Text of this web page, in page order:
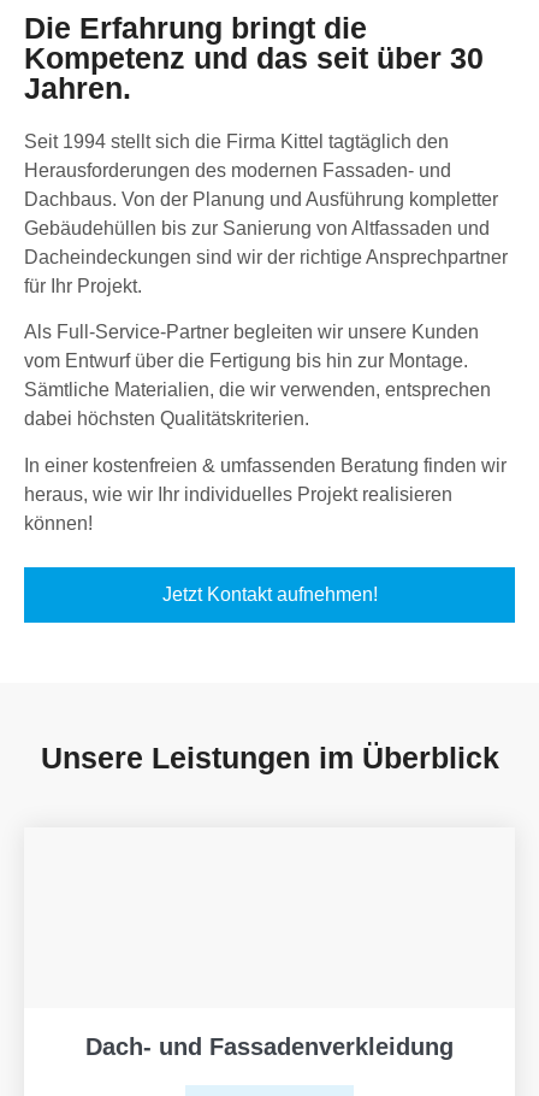
Die Erfahrung bringt die
Kompetenz und das seit über 30
Jahren.
Seit 1994 stellt sich die Firma Kittel tagtäglich den
Herausforderungen des modernen Fassaden- und
Dachbaus. Von der Planung und Ausführung kompletter
Gebäudehüllen bis zur Sanierung von Altfassaden und
Dacheindeckungen sind wir der richtige Ansprechpartner
für Ihr Projekt.
Als Full-Service-Partner begleiten wir unsere Kunden
vom Entwurf über die Fertigung bis hin zur Montage.
Sämtliche Materialien, die wir verwenden, entsprechen
dabei höchsten Qualitätskriterien.
In einer kostenfreien & umfassenden Beratung finden wir
heraus, wie wir Ihr individuelles Projekt realisieren
können!
Jetzt Kontakt aufnehmen!
Unsere Leistungen im Überblick
Dach- und Fassadenverkleidung